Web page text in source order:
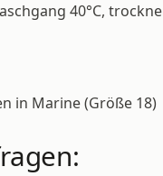
40°C,
in Marine (Größe 18)